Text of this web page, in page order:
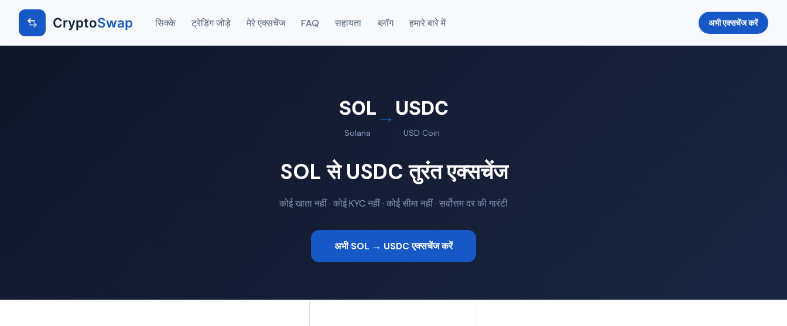
CryptoSwap सिक्के ट्रेडिंग जोड़े मेरे एक्सचेंज FAQ सहायता ब्लॉग हमारे बारे में अभी एक्सचेंज करें
SOL
Solana
→ USDC
USD Coin
SOL से USDC तुरंत एक्सचेंज
कोई खाता नहीं · कोई KYC नहीं · कोई सीमा नहीं · सर्वोत्तम दर की गारंटी
अभी SOL → USDC एक्सचेंज करें